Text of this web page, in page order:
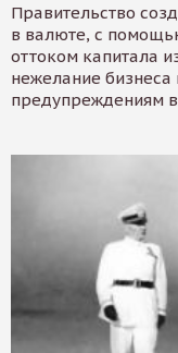
Правительство
в валюте, с
оттоком капитала
нежелание бизнеса
предупреждениям